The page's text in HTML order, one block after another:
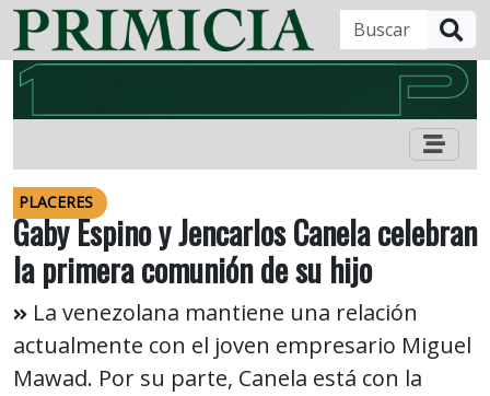
PLACERES
Gaby Espino y Jencarlos Canela celebran
la primera comunión de su hijo
La venezolana mantiene una relación
actualmente con el joven empresario Miguel
Mawad. Por su parte, Canela está con la